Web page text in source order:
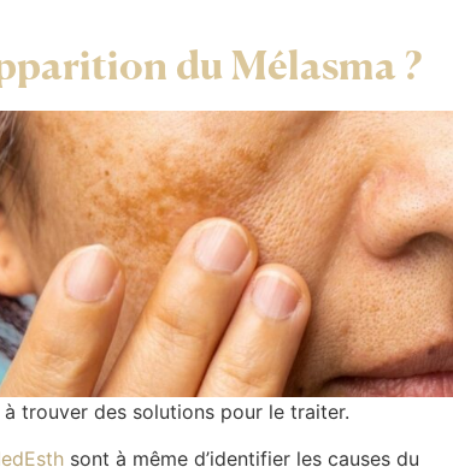
du Mélasma ?
trouver des solutions pour le traiter.
sont à même d’identifier les causes du